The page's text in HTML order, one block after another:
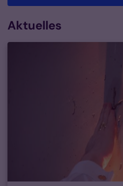
Aktuelles